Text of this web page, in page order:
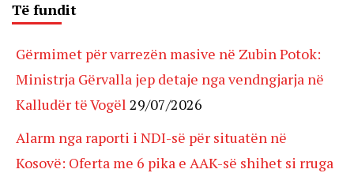
Të fundit
Gërmimet për varrezën masive në Zubin Potok:
Ministrja Gërvalla jep detaje nga vendngjarja në
Kalludër të Vogël 29/07/2026
Alarm nga raporti i NDI-së për situatën në
Kosovë: Oferta me 6 pika e AAK-së shihet si rruga